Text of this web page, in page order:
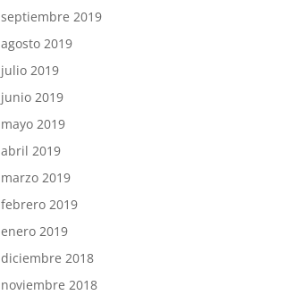
septiembre 2019
agosto 2019
julio 2019
junio 2019
mayo 2019
abril 2019
marzo 2019
febrero 2019
enero 2019
diciembre 2018
noviembre 2018